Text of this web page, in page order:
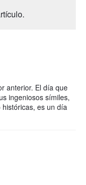
anterior. El día que
ingeniosos símiles,
es un día